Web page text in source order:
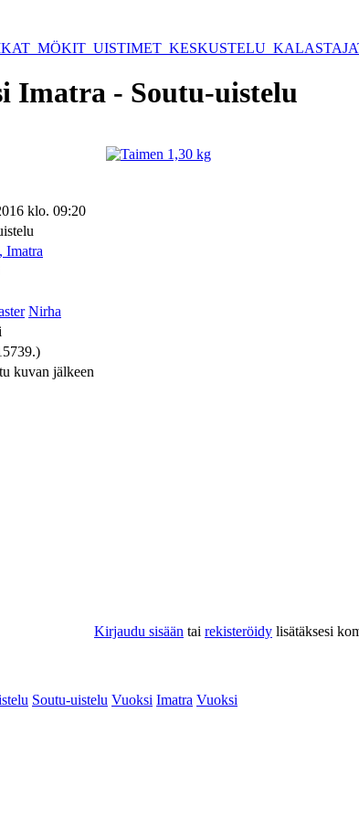
MÖKIT UISTIMET KESKUSTELU
Imatra - Soutu-uistelu
klo. 09:20
Imatra
Nirha
kuvan jälkeen
Kirjaudu sisään tai rekisteröidy lisätäksesi
Soutu-uistelu Vuoksi Imatra Vuoksi